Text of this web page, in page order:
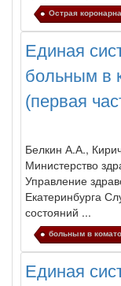
Острая
Единая
больным в
(первая
Белкин А.А.,
Министерство
Управление
Екатеринбурга
состояний ...
больным в
Единая